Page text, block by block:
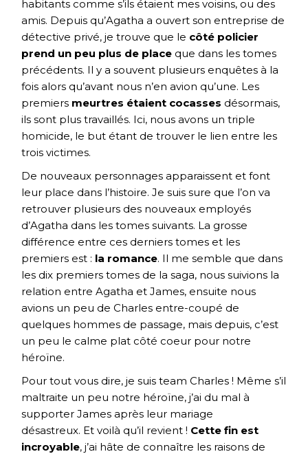
habitants comme s’ils étaient mes voisins, ou des
amis. Depuis qu’Agatha a ouvert son entreprise de
détective privé, je trouve que le côté policier
prend un peu plus de place que dans les tomes
précédents. Il y a souvent plusieurs enquêtes à la
fois alors qu’avant nous n’en avion qu’une. Les
premiers meurtres étaient cocasses désormais,
ils sont plus travaillés. Ici, nous avons un triple
homicide, le but étant de trouver le lien entre les
trois victimes.
De nouveaux personnages apparaissent et font
leur place dans l’histoire. Je suis sure que l’on va
retrouver plusieurs des nouveaux employés
d’Agatha dans les tomes suivants. La grosse
différence entre ces derniers tomes et les
premiers est : la romance. Il me semble que dans
les dix premiers tomes de la saga, nous suivions la
relation entre Agatha et James, ensuite nous
avions un peu de Charles entre-coupé de
quelques hommes de passage, mais depuis, c’est
un peu le calme plat côté coeur pour notre
héroïne.
Pour tout vous dire, je suis team Charles ! Même s’il
maltraite un peu notre héroïne, j’ai du mal à
supporter James après leur mariage
désastreux. Et voilà qu’il revient ! Cette fin est
incroyable, j’ai hâte de connaître les raisons de